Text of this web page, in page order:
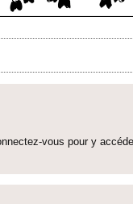
vous pour y